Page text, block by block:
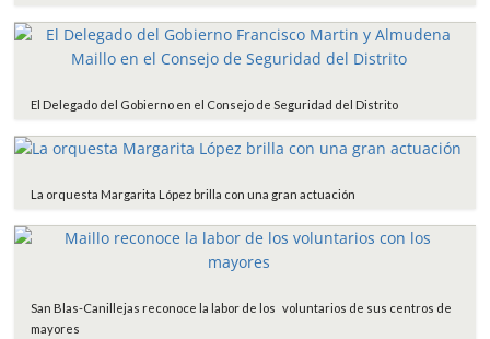
El Delegado del Gobierno en el Consejo de Seguridad del Distrito
La orquesta Margarita López brilla con una gran actuación
San Blas-Canillejas reconoce la labor de los voluntarios de sus centros de
mayores